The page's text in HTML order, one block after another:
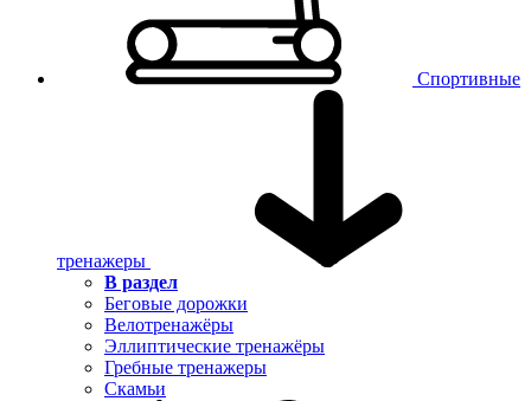
Спортивные
тренажеры
В раздел
Беговые дорожки
Велотренажёры
Эллиптические тренажёры
Гребные тренажеры
Скамьи